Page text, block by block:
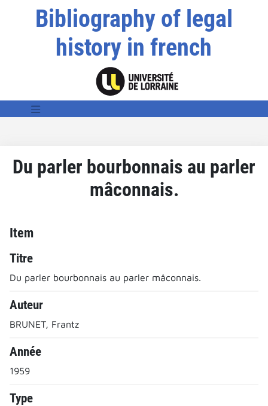
Bibliography of legal
history in french
Du parler bourbonnais au parler
mâconnais.
Item
Titre
Du parler bourbonnais au parler mâconnais.
Auteur
BRUNET, Frantz
Année
1959
Type